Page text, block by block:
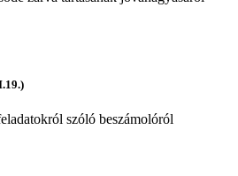
szóló beszámolóról